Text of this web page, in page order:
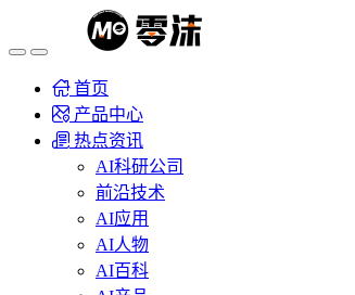
首页
产品中心
热点资讯
AI科研公司
前沿技术
AI应用
AI人物
AI百科